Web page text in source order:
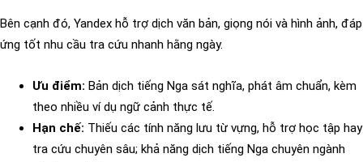
Bên cạnh đó, Yandex hỗ trợ dịch văn bản, giọng nói và hình ảnh, đáp
ứng tốt nhu cầu tra cứu nhanh hằng ngày.
Ưu điểm: Bản dịch tiếng Nga sát nghĩa, phát âm chuẩn, kèm
theo nhiều ví dụ ngữ cảnh thực tế.
Hạn chế: Thiếu các tính năng lưu từ vựng, hỗ trợ học tập hay
tra cứu chuyên sâu; khả năng dịch tiếng Nga chuyên ngành